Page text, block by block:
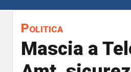
Politica
Mascia a